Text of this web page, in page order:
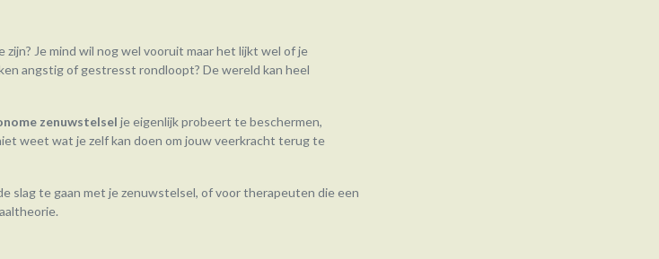
Je mind wil nog wel vooruit maar het lijkt wel of je
angstig of gestresst rondloopt? De wereld kan heel
zenuwstelsel je eigenlijk probeert te beschermen,
weet wat je zelf kan doen om jouw veerkracht terug te
slag te gaan met je zenuwstelsel, of voor therapeuten die een